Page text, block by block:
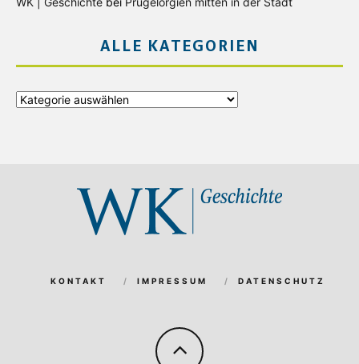
ALLE KATEGORIEN
Alle
KONTAKT IMPRESSUM DATENSCHUTZ